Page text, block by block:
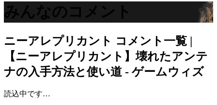
みんなのコメント
ニーアレプリカント コメント一覧 |
【ニーアレプリカント】壊れたアンテ
ナの入手方法と使い道 - ゲームウィズ
読込中です…